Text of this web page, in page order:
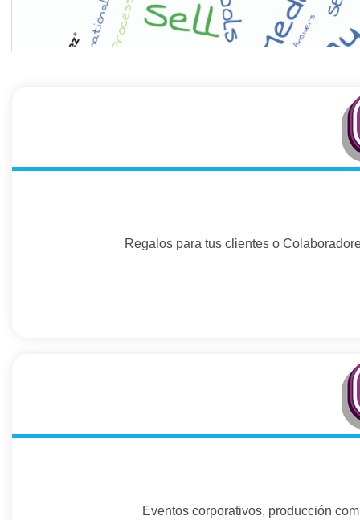
Regalos para tus clientes o
Eventos corporativos, producción